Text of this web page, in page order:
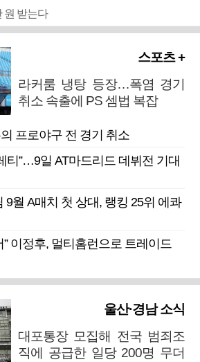
원 받는다
스포츠 +
라커룸 냉탕 등장…폭염 경기
취소 속출에 PS 셈법 복잡
프로야구 전 경기 취소
티”…9일 AT마드리드 데뷔전 기대
9월 A매치 첫 상대, 랭킹 25위 에콰
이정후, 멀티홈런으로 트레이드
울산·경남 소식
대포통장 모집해 전국 범죄조
직에 공급한 일당 200명 무더